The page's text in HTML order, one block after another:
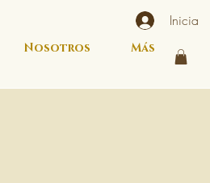
Nosotros Más
Inicia